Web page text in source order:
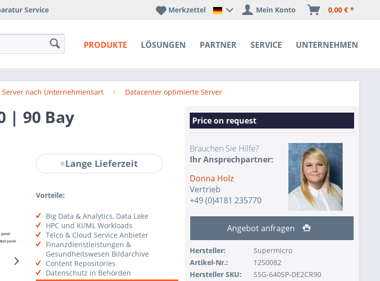
Service
PRODUKTE LÖSUNGEN PARTNER SERVICE UNTERNEHMEN
Happyware Deutschland
Merkzettel Mein Konto 0,00 € *
Server nach Unternehmensart Datacenter optimierte Server
| 90 Bay
Lange Lieferzeit
Vorteile:
Big Data & Analytics, Data Lake
HPC und KI/ML Workloads
Telco & Cloud Service Anbieter
Finanzdienstleistungen &
Gesundheitswesen Bildarchive
Content Repositories
Datenschutz in Behörden
Price on request
Brauchen Sie Hilfe?
Ihr Ansprechpartner:
Donna Holz
Vertrieb
+49 (0)4181 235770
Angebot anfragen
Hersteller:
Supermicro
Artikel-Nr.:
1250082
Hersteller SKU:
SSG-640SP-DE2CR90